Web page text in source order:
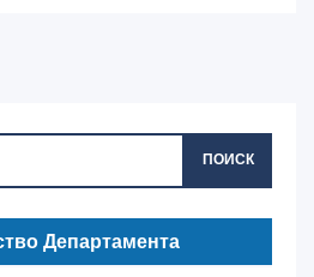
ПОИСК
Департамента